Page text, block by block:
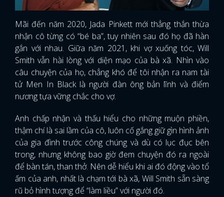
Mãi đến năm 2020, Jada Pinkett mới thẳng thắn thừa
nhận cô từng có “bé ba”, tuy nhiên sau đó họ đã hàn
gắn với nhau. Giữa năm 2021, khi vợ xuống tóc, Will
Smith vẫn hài lòng với diện mạo của bà xã. Nhìn vào
câu chuyện của họ, chẳng khó để tôi nhận ra nam tài
tử Men In Black là người đàn ông bản lĩnh và điểm
nương tựa vững chắc cho vợ.
Anh chấp nhận và thấu hiểu cho những muộn phiền,
thậm chí là sai lầm của cô, luôn cố gắng giữ gìn hình ảnh
của gia đình trước công chúng và dù có lục đục bên
trong, nhưng không bao giờ đem chuyện đó ra ngoài
để bàn tán, than thở. Nên dễ hiểu khi ai đó động vào tổ
ấm của anh, nhất là chạm tới bà xã, Will Smith sẵn sàng
rũ bỏ hình tượng để “làm liều” với người đó.